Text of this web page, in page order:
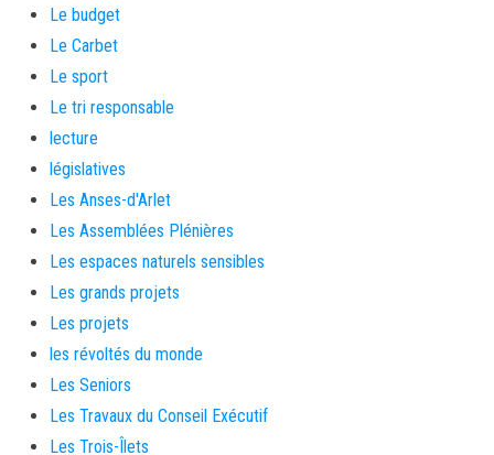
Le budget
Le Carbet
Le sport
Le tri responsable
lecture
législatives
Les Anses-d'Arlet
Les Assemblées Plénières
Les espaces naturels sensibles
Les grands projets
Les projets
les révoltés du monde
Les Seniors
Les Travaux du Conseil Exécutif
Les Trois-Îlets